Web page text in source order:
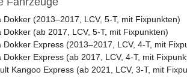
Dokker (2013–2017, LCV, 5-T, mit Fixpunkten)
Dokker (ab 2017, LCV, 5-T, mit Fixpunkten)
Dokker Express (2013–2017, LCV, 4-T, mit
Dokker Express (ab 2017, LCV, 4-T, mit
Kangoo Express (ab 2021, LCV, 3-T, mit